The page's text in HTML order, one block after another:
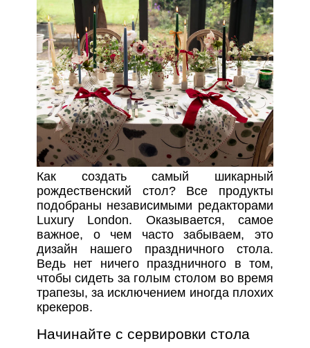
Как создать самый шикарный
рождественский стол? Все продукты
подобраны независимыми редакторами
Luxury London. Оказывается, самое
важное, о чем часто забываем, это
дизайн нашего праздничного стола.
Ведь нет ничего праздничного в том,
чтобы сидеть за голым столом во время
трапезы, за исключением иногда плохих
крекеров.
Начинайте с сервировки стола